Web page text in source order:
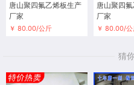
唐山聚四氟乙烯板生产
厂家
￥ 80.00/公斤
唐山聚四
厂家
￥ 80.00/公
猜